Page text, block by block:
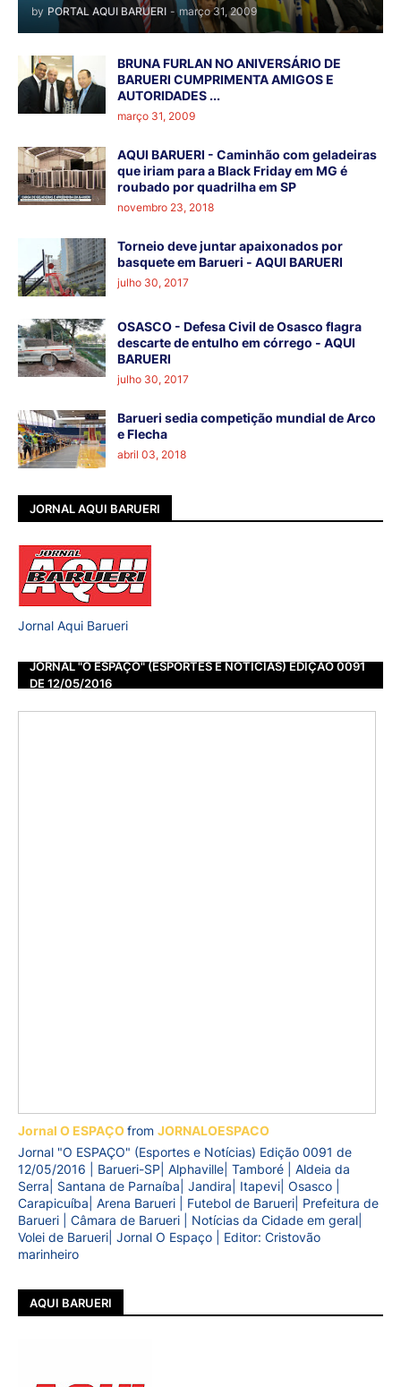
by PORTAL AQUI BARUERI - março 31, 2009
BRUNA FURLAN NO ANIVERSÁRIO DE
BARUERI CUMPRIMENTA AMIGOS E
AUTORIDADES ...
março 31, 2009
AQUI BARUERI - Caminhão com geladeiras
que iriam para a Black Friday em MG é
roubado por quadrilha em SP
novembro 23, 2018
Torneio deve juntar apaixonados por
basquete em Barueri - AQUI BARUERI
julho 30, 2017
OSASCO - Defesa Civil de Osasco flagra
descarte de entulho em córrego - AQUI
BARUERI
julho 30, 2017
Barueri sedia competição mundial de Arco
e Flecha
abril 03, 2018
JORNAL AQUI BARUERI
Jornal Aqui Barueri
JORNAL "O ESPAÇO" (ESPORTES E NOTÍCIAS) EDIÇÃO 0091
DE 12/05/2016
Jornal O ESPAÇOfrom JORNALOESPACO
Jornal "O ESPAÇO" (Esportes e Notícias) Edição 0091 de
12/05/2016 | Barueri-SP| Alphaville| Tamboré | Aldeia da
Serra| Santana de Parnaíba| Jandira| Itapevi| Osasco |
Carapicuíba| Arena Barueri | Futebol de Barueri| Prefeitura de
Barueri | Câmara de Barueri | Notícias da Cidade em geral|
Volei de Barueri| Jornal O Espaço | Editor: Cristovão
marinheiro
AQUI BARUERI